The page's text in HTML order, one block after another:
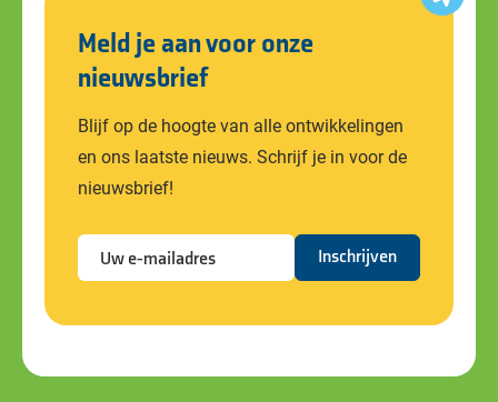
Meld je aan voor onze
nieuwsbrief
Blijf op de hoogte van alle ontwikkelingen
en ons laatste nieuws. Schrijf je in voor de
nieuwsbrief!